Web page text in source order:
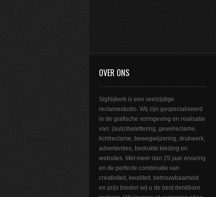
OVER ONS
SigNijkerk is een veelzijdige
reclamestudio. Wij zijn gespecialiseerd
in de grafische vormgeving en realisatie
van: (auto)belettering, gevelreclame,
lichtreclame, bewegwijzering, drukwerk,
advertenties, bedrukte kleding en
websites. Met meer dan 25 jaar ervaring
en de perfecte combinatie van
creativiteit, kwaliteit, betrouwbaarheid
en prijs bieden wij u de best denkbare